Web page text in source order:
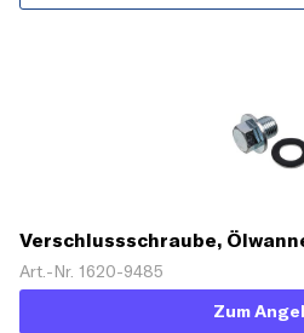
Verschlussschraube,
Art.-Nr. 1620-9485
Zum